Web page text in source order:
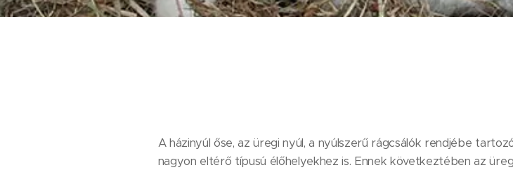
A házinyúl őse, az üregi nyúl, a nyúlszerű rágcsálók rendjébe
nagyon eltérő típusú élőhelyekhez is. Ennek következtében az